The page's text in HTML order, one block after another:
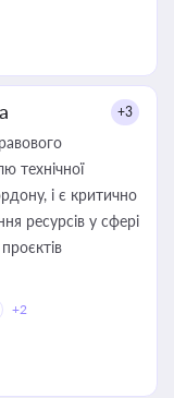
+3
технічної
і є критично
ресурсів у сфері
+2